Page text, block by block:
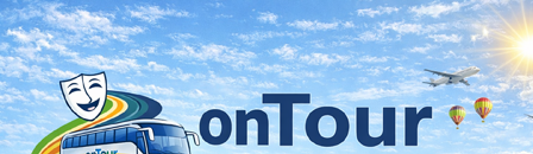
Direkt zum Seiteninhalt